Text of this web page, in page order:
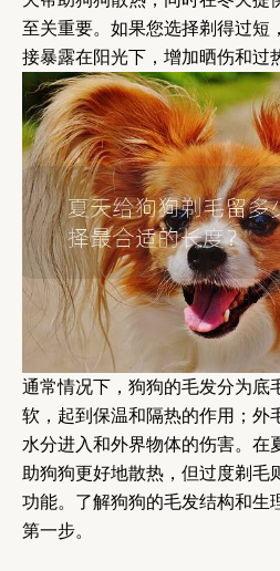
至关重要。如果您选择剃得过短
接暴露在阳光下，增加晒伤和过
通常情况下，狗狗的毛发分为底
软，起到保温和隔热的作用；外
水分进入和外界物体的伤害。在
助狗狗更好地散热，但过度剃毛
功能。了解狗狗的毛发结构和生
第一步。